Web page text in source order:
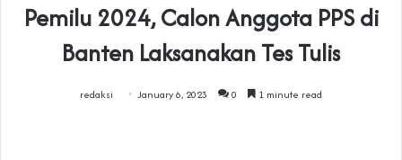
Pemilu 2024, Calon Anggota PPS di
Banten Laksanakan Tes Tulis
redaksi January 6, 2023 0 1 minute read